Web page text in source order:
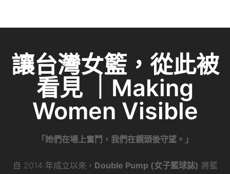
讓台灣女籃，從此被
看見 ｜Making
Women Visible
「她們在場上奮鬥，我們在鏡頭後守望。」
自 2014 年成立以來， Double Pump (女子籃球誌) 將籃